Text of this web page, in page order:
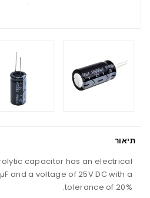
תיאור
capacitor has an electrical
and a voltage of 25V DC with a
tolerance of 20%.